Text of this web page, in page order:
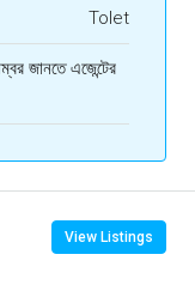
Tolet
জানতে এজেন্টের
View Listings